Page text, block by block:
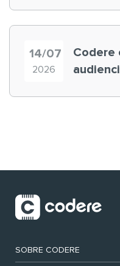
14/07
2026
Codere
SOBRE CODERE